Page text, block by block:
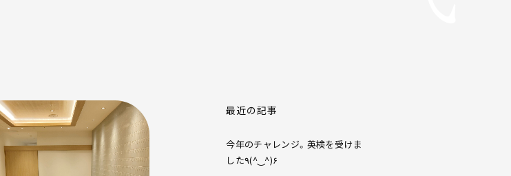
最近の記事
今年のチャレンジ。英検を受けま
した٩(^‿^)۶